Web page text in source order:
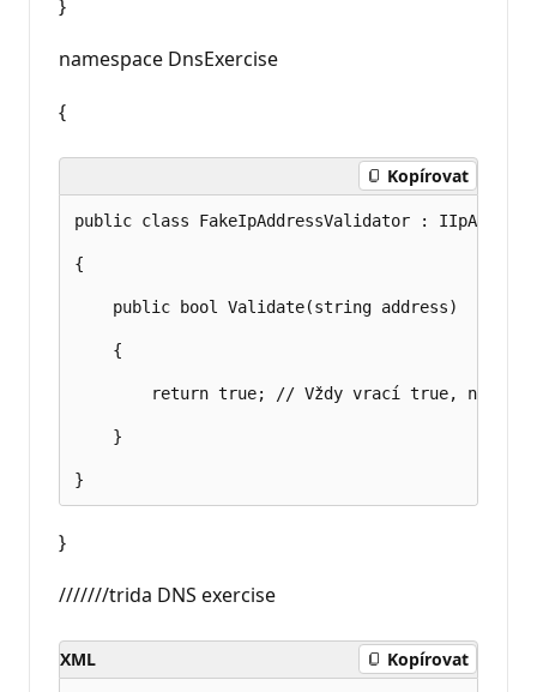
}
namespace DnsExercise
{
Kopírovat
public class FakeIpAddressValidator :
{
    public bool Validate(string address)
    {
return true; // Vždy vrací true,
    }
}
///////trida DNS exercise
XML Kopírovat